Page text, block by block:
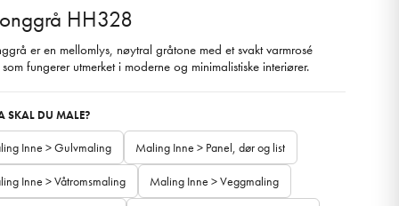
HH328
er en mellomlys, nøytral gråtone med et svakt varmrosé
fungerer utmerket i moderne og minimalistiske interiører.
SKAL DU MALE?
Inne > Gulvmaling Maling Inne > Panel, dør og list
Inne > Våtromsmaling Maling Inne > Veggmaling